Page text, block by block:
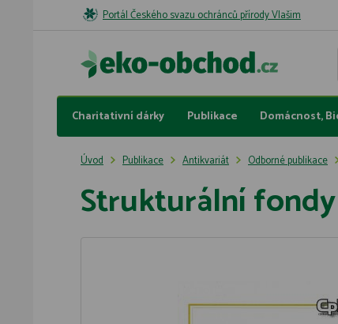
Portál Českého svazu ochránců přírody Vlašim
Charitativní dárky Publikace Domácnost,
Úvod Publikace Antikvariát Odborné publikace
Strukturální